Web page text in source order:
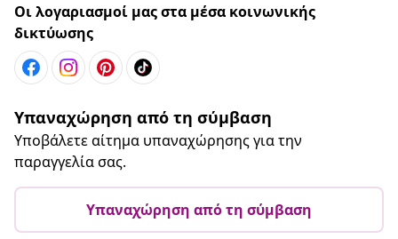
Οι λογαριασμοί μας στα μέσα κοινωνικής
δικτύωσης
Υπαναχώρηση από τη σύμβαση
Υποβάλετε αίτημα υπαναχώρησης για την
παραγγελία σας.
Υπαναχώρηση από τη σύμβαση